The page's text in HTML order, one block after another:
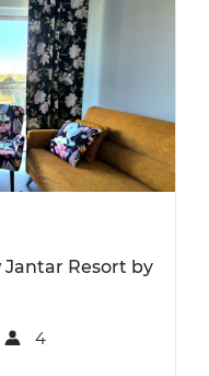
Resort by
4